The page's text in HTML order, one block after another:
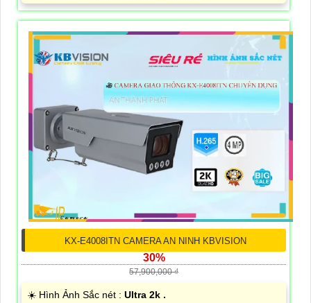
KX-E4008ITN CAMERA AN NINH KBVISION
30%
57,900,000 ₫
☀️ Hình Ảnh Sắc nét : Ultra 2k .